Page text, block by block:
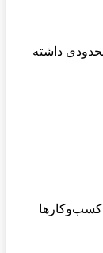
داشته
کسب‌وکارها